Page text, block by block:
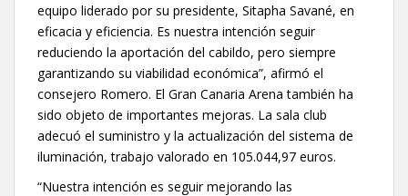
equipo liderado por su presidente, Sitapha Savané, en
eficacia y eficiencia. Es nuestra intención seguir
reduciendo la aportación del cabildo, pero siempre
garantizando su viabilidad económica”, afirmó el
consejero Romero. El Gran Canaria Arena también ha
sido objeto de importantes mejoras. La sala club
adecuó el suministro y la actualización del sistema de
iluminación, trabajo valorado en 105.044,97 euros.
“Nuestra intención es seguir mejorando las